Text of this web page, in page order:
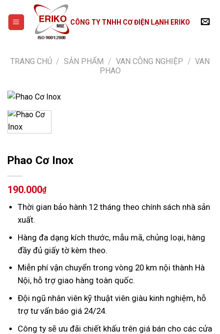
content
CÔNG TY TNHH CƠ ĐIỆN LẠNH ERIKO
TRANG CHỦ / SẢN PHẨM / VAN CÔNG NGHIỆP / VAN
PHAO
Phao Cơ Inox
190.000₫
Thời gian bảo hành 12 tháng theo chính sách nhà sản
xuất.
Hàng đa dạng kích thước, mẫu mã, chủng loại, hàng
đầy đủ giấy tờ kèm theo.
Miễn phí vận chuyển trong vòng 20 km nội thành Hà
Nội, hỗ trợ giao hàng toàn quốc.
Đội ngũ nhân viên kỹ thuật viên giàu kinh nghiệm, hỗ
trợ tư vấn báo giá 24/24.
Công ty sẽ ưu đãi chiết khấu trên giá bán cho các cửa